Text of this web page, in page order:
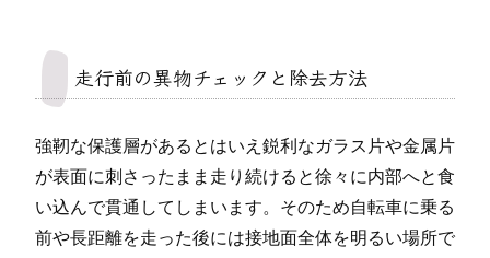
走行前の異物チェックと除去方法
強靭な保護層があるとはいえ鋭利なガラス片や金属片
が表面に刺さったまま走り続けると徐々に内部へと食
い込んで貫通してしまいます。そのため自転車に乗る
前や長距離を走った後には接地面全体を明るい場所で